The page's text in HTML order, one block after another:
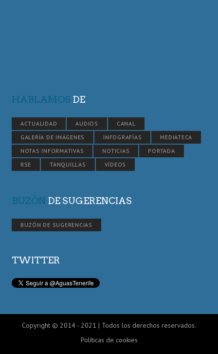
HABLAMOS DE
ACTUALIDAD AUDIOS
CANAL
GALERÍA DE IMÁGENES
INFOGRAFÍAS
MEDIATECA
NOTAS INFORMATIVAS
NOTICIAS
PORTADA
RSE
TANQUILLAS VÍDEOS
BUZÓN DE SUGERENCIAS
BUZÓN DE SUGERENCIAS
TWITTER
Copyright © 2014 - 2021 | Todos los derechos reservados.
Políticas de cookies